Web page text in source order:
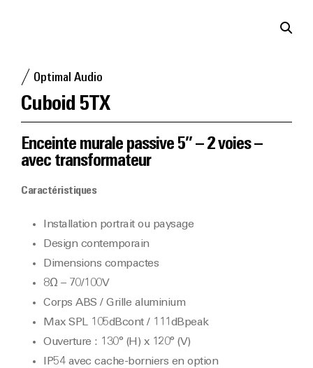
Optimal Audio
Cuboid 5TX
Enceinte murale passive 5’’ – 2 voies –
avec transformateur
Caractéristiques
Installation portrait ou paysage
Design contemporain
Dimensions compactes
8Ω – 70/100V
Corps ABS / Grille aluminium
Max SPL 105dBcont / 111dBpeak
Ouverture : 130° (H) x 120° (V)
IP54 avec cache-borniers en option